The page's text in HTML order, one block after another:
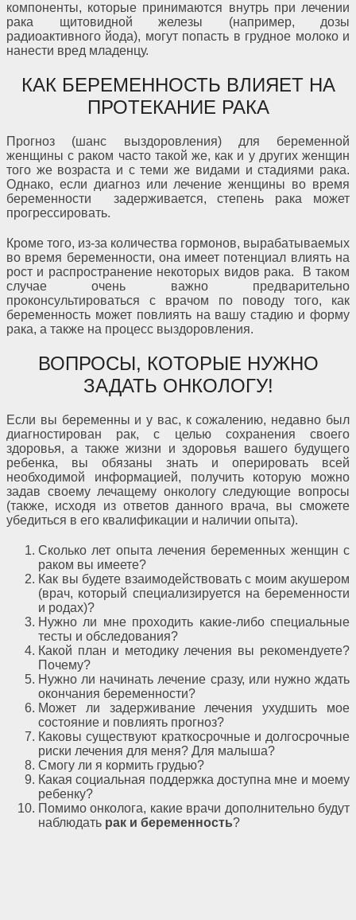
компоненты, которые принимаются внутрь при лечении
рака щитовидной железы (например, дозы
радиоактивного йода), могут попасть в грудное молоко и
нанести вред младенцу.
КАК БЕРЕМЕННОСТЬ ВЛИЯЕТ НА
ПРОТЕКАНИЕ РАКА
Прогноз (шанс выздоровления) для беременной
женщины с раком часто такой же, как и у других женщин
того же возраста и с теми же видами и стадиями рака.
Однако, если диагноз или лечение женщины во время
беременности задерживается, степень рака может
прогрессировать.
Кроме того, из-за количества гормонов, вырабатываемых
во время беременности, она имеет потенциал влиять на
рост и распространение некоторых видов рака. В таком
случае очень важно предварительно
проконсультироваться с врачом по поводу того, как
беременность может повлиять на вашу стадию и форму
рака, а также на процесс выздоровления.
ВОПРОСЫ, КОТОРЫЕ НУЖНО
ЗАДАТЬ ОНКОЛОГУ!
Если вы беременны и у вас, к сожалению, недавно был
диагностирован рак, с целью сохранения своего
здоровья, а также жизни и здоровья вашего будущего
ребенка, вы обязаны знать и оперировать всей
необходимой информацией, получить которую можно
задав своему лечащему онкологу следующие вопросы
(также, исходя из ответов данного врача, вы сможете
убедиться в его квалификации и наличии опыта).
Сколько лет опыта лечения беременных женщин с
раком вы имеете?
Как вы будете взаимодействовать с моим акушером
(врач, который специализируется на беременности
и родах)?
Нужно ли мне проходить какие-либо специальные
тесты и обследования?
Какой план и методику лечения вы рекомендуете?
Почему?
Нужно ли начинать лечение сразу, или нужно ждать
окончания беременности?
Может ли задерживание лечения ухудшить мое
состояние и повлиять прогноз?
Каковы существуют краткосрочные и долгосрочные
риски лечения для меня? Для малыша?
Смогу ли я кормить грудью?
Какая социальная поддержка доступна мне и моему
ребенку?
Помимо онколога, какие врачи дополнительно будут
наблюдать рак и беременность?